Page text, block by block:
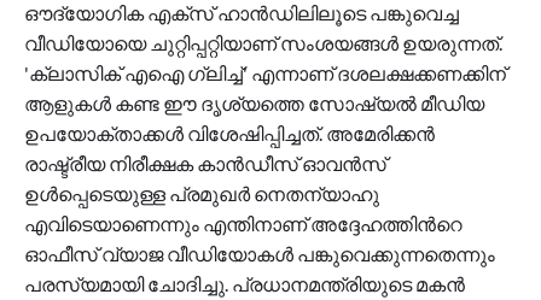
ഔദ്യോഗിക എക്സ് ഹാൻഡിലിലൂടെ പങ്കുവെച്ച
വീഡിയോയെ ചുറ്റിപ്പറ്റിയാണ് സംശയങ്ങൾ ഉയരുന്നത്.
'ക്ലാസിക് എഐ ഗ്ലിച്ച്' എന്നാണ് ദശലക്ഷക്കണക്കിന്
ആളുകൾ കണ്ട ഈ ദൃശ്യത്തെ സോഷ്യൽ മീഡിയ
ഉപയോക്താക്കൾ വിശേഷിപ്പിച്ചത്. അമേരിക്കൻ
രാഷ്ട്രീയ നിരീക്ഷക കാൻഡീസ് ഓവൻസ്
ഉൾപ്പെടെയുള്ള പ്രമുഖർ നെതന്യാഹു
എവിടെയാണെന്നും എന്തിനാണ് അദ്ദേഹത്തിന്‍റെ
ഓഫീസ് വ്യാജ വീഡിയോകൾ പങ്കുവെക്കുന്നതെന്നും
പരസ്യമായി ചോദിച്ചു. പ്രധാനമന്ത്രിയുടെ മകൻ